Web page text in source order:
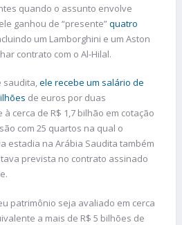
quando o assunto envolve
ganhou de “presente”quatro
um Lamborghini e um Aston
contrato com o Al-Hilal.
saudita,ele recebe um salário de
de euros por duas
cerca de R$ 1,7 bilhão em cotação
com 25 quartos na qual o
estadia na Arábia Saudita também
prevista no contrato assinado
patrimônio seja avaliado em cerca
a mais de R$ 5 bilhões de